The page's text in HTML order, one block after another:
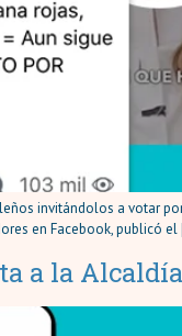
invitándolos a votar
en Facebook, publicó
a la